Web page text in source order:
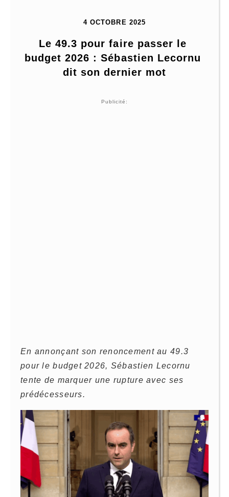
4 OCTOBRE 2025
Le 49.3 pour faire passer le
budget 2026 : Sébastien Lecornu
dit son dernier mot
Publicité:
En annonçant son renoncement au 49.3
pour le budget 2026, Sébastien Lecornu
tente de marquer une rupture avec ses
prédécesseurs.